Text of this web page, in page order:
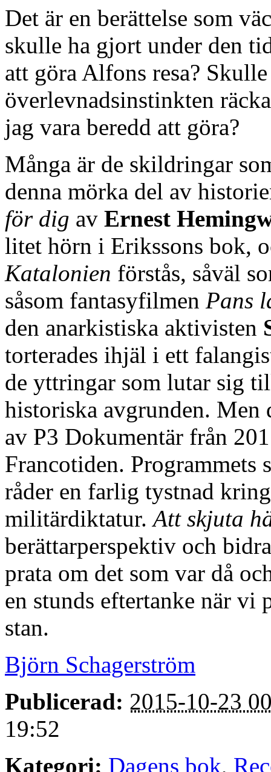
Det är en berättelse som
skulle ha gjort under den
att göra Alfons resa?
överlevnadsinstinkten
jag vara beredd att göra?
Många är de skildringar
denna mörka del av
för dig av Ernest
litet hörn i Erikssons bok,
Katalonien förstås, såväl
såsom fantasyfilmen Pans
den anarkistiska aktivisten
torterades ihjäl i ett
de yttringar som lutar sig
historiska avgrunden. Men
av P3 Dokumentär från
Francotiden. Programmets
råder en farlig tystnad
militärdiktatur.Att skjuta
berättarperspektiv och
prata om det som var då
en stunds eftertanke när vi
stan.
Björn Schagerström
Publicerad: 2015-10-23
19:52
Kategori: Dagens bok,